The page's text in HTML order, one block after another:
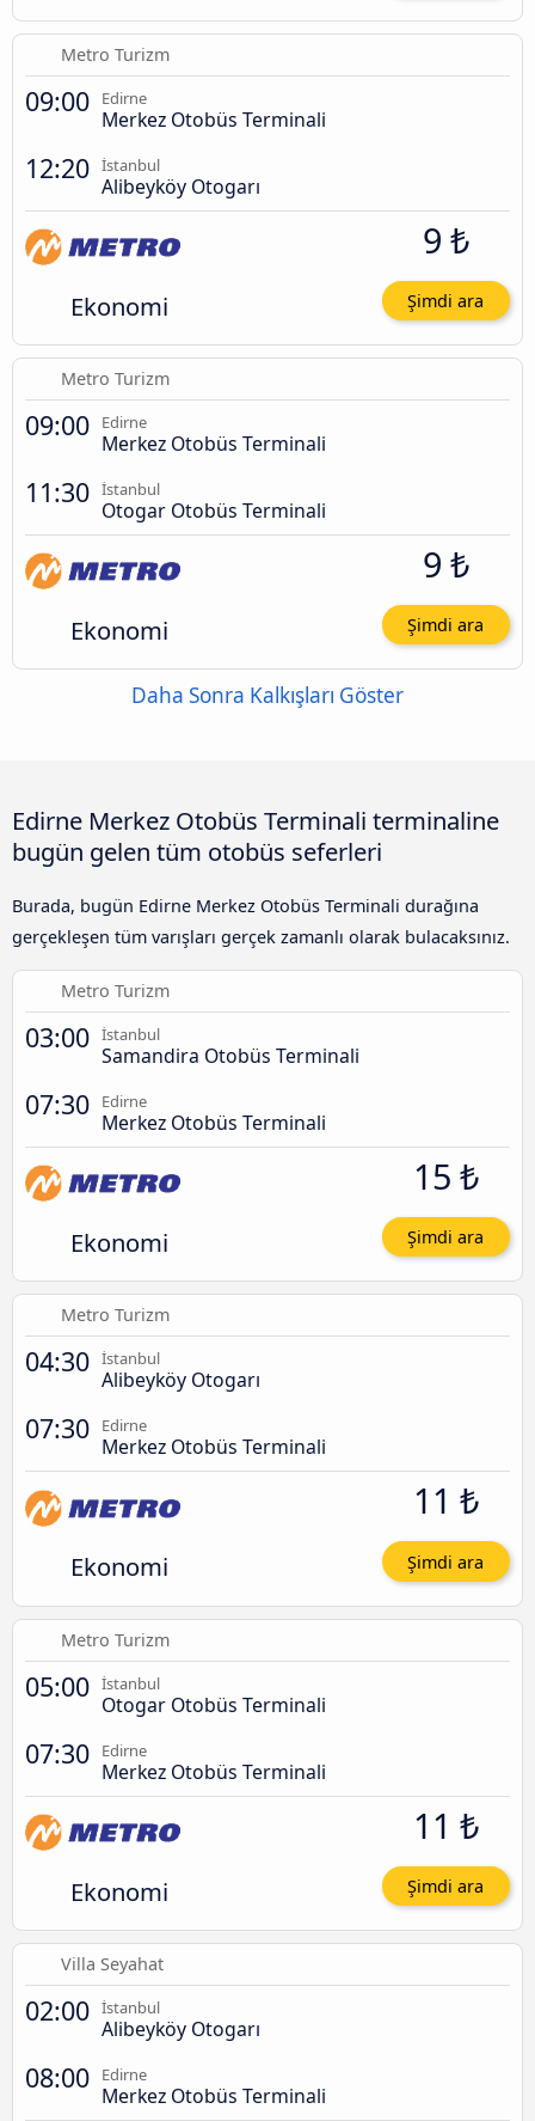
Metro Turizm
09:00 Edirne
Merkez Otobüs Terminali
12:20 İstanbul
Alibeyköy Otogarı
Ekonomi
9 ₺
Şimdi ara
Metro Turizm
09:00 Edirne
Merkez Otobüs Terminali
11:30 İstanbul
Otogar Otobüs Terminali
Ekonomi
9 ₺
Şimdi ara
Daha Sonra Kalkışları Göster
Edirne Merkez Otobüs Terminali terminaline
bugün gelen tüm otobüs seferleri
Burada, bugün Edirne Merkez Otobüs Terminali durağına
gerçekleşen tüm varışları gerçek zamanlı olarak bulacaksınız.
Metro Turizm
03:00 İstanbul
Samandira Otobüs Terminali
07:30 Edirne
Merkez Otobüs Terminali
Ekonomi
15 ₺
Şimdi ara
Metro Turizm
04:30 İstanbul
Alibeyköy Otogarı
07:30 Edirne
Merkez Otobüs Terminali
Ekonomi
11 ₺
Şimdi ara
Metro Turizm
05:00 İstanbul
Otogar Otobüs Terminali
07:30 Edirne
Merkez Otobüs Terminali
Ekonomi
11 ₺
Şimdi ara
Villa Seyahat
02:00 İstanbul
Alibeyköy Otogarı
08:00 Edirne
Merkez Otobüs Terminali